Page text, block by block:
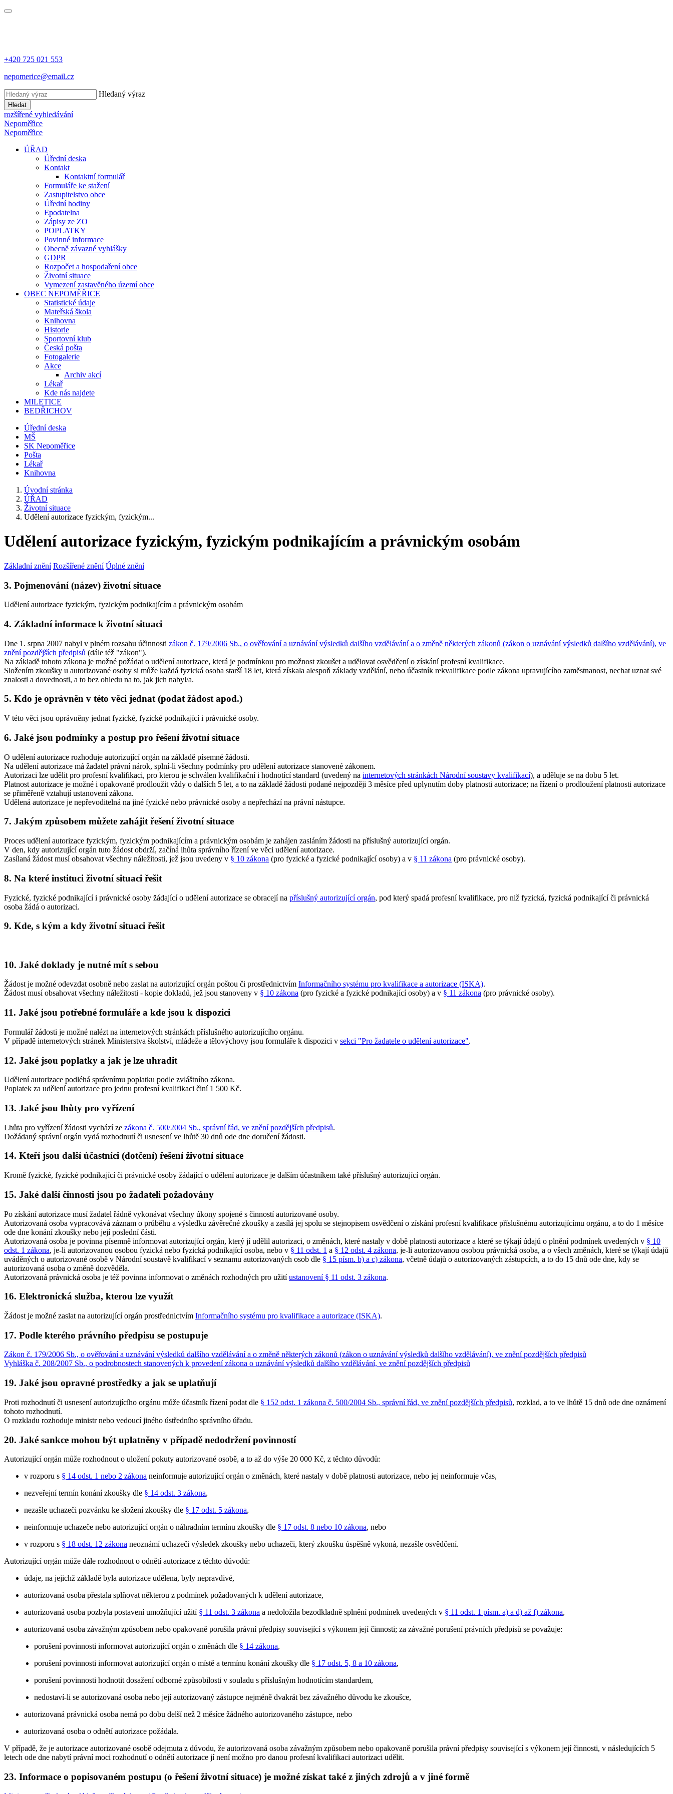
+420 725 021 553
nepomerice@email.cz
Hledaný výraz
Hledat
rozšířené vyhledávání
Nepoměřice
Nepoměřice
ÚŘAD
Úřední deska
Kontakt
Kontaktní formulář
Formuláře ke stažení
Zastupitelstvo obce
Úřední hodiny
Epodatelna
Zápisy ze ZO
POPLATKY
Povinné informace
Obecně závazné vyhlášky
GDPR
Rozpočet a hospodaření obce
Životní situace
Vymezení zastavěného území obce
OBEC NEPOMĚŘICE
Statistické údaje
Mateřská škola
Knihovna
Historie
Sportovní klub
Česká pošta
Fotogalerie
Akce
Archiv akcí
Lékař
Kde nás najdete
MILETICE
BEDŘICHOV
Úřední deska
MŠ
SK Nepoměřice
Pošta
Lékař
Knihovna
Úvodní stránka
ÚŘAD
Životní situace
Udělení autorizace fyzickým, fyzickým...
Udělení autorizace fyzickým, fyzickým podnikajícím a právnickým osobám
Základní znění Rozšířené znění Úplné znění
3. Pojmenování (název) životní situace
Udělení autorizace fyzickým, fyzickým podnikajícím a právnickým osobám
4. Základní informace k životní situaci
Dne 1. srpna 2007 nabyl v plném rozsahu účinnosti zákon č. 179/2006 Sb., o ověřování a uznávání výsledků dalšího vzdělávání a o změně některých zákonů (zákon o uznávání výsledků dalšího vzdělávání), ve
znění pozdějších předpisů (dále též "zákon").
Na základě tohoto zákona je možné požádat o udělení autorizace, která je podmínkou pro možnost zkoušet a udělovat osvědčení o získání profesní kvalifikace.
Složením zkoušky u autorizované osoby si může každá fyzická osoba starší 18 let, která získala alespoň základy vzdělání, nebo účastník rekvalifikace podle zákona upravujícího zaměstnanost, nechat uznat své
znalosti a dovednosti, a to bez ohledu na to, jak jich nabyl/a.
5. Kdo je oprávněn v této věci jednat (podat žádost apod.)
V této věci jsou oprávněny jednat fyzické, fyzické podnikající i právnické osoby.
6. Jaké jsou podmínky a postup pro řešení životní situace
O udělení autorizace rozhoduje autorizující orgán na základě písemné žádosti.
Na udělení autorizace má žadatel právní nárok, splní-li všechny podmínky pro udělení autorizace stanovené zákonem.
Autorizaci lze udělit pro profesní kvalifikaci, pro kterou je schválen kvalifikační i hodnotící standard (uvedený na internetových stránkách Národní soustavy kvalifikací), a uděluje se na dobu 5 let.
Platnost autorizace je možné i opakovaně prodloužit vždy o dalších 5 let, a to na základě žádosti podané nejpozději 3 měsíce před uplynutím doby platnosti autorizace; na řízení o prodloužení platnosti autorizace
se přiměřeně vztahují ustanovení zákona.
Udělená autorizace je nepřevoditelná na jiné fyzické nebo právnické osoby a nepřechází na právní nástupce.
7. Jakým způsobem můžete zahájit řešení životní situace
Proces udělení autorizace fyzickým, fyzickým podnikajícím a právnickým osobám je zahájen zasláním žádosti na příslušný autorizující orgán.
V den, kdy autorizující orgán tuto žádost obdrží, začíná lhůta správního řízení ve věci udělení autorizace.
Zasílaná žádost musí obsahovat všechny náležitosti, jež jsou uvedeny v § 10 zákona (pro fyzické a fyzické podnikající osoby) a v § 11 zákona (pro právnické osoby).
8. Na které instituci životní situaci řešit
Fyzické, fyzické podnikající i právnické osoby žádající o udělení autorizace se obracejí na příslušný autorizující orgán, pod který spadá profesní kvalifikace, pro niž fyzická, fyzická podnikající či právnická
osoba žádá o autorizaci.
9. Kde, s kým a kdy životní situaci řešit
10. Jaké doklady je nutné mít s sebou
Žádost je možné odevzdat osobně nebo zaslat na autorizující orgán poštou či prostřednictvím Informačního systému pro kvalifikace a autorizace (ISKA).
Žádost musí obsahovat všechny náležitosti - kopie dokladů, jež jsou stanoveny v § 10 zákona (pro fyzické a fyzické podnikající osoby) a v § 11 zákona (pro právnické osoby).
11. Jaké jsou potřebné formuláře a kde jsou k dispozici
Formulář žádosti je možné nalézt na internetových stránkách příslušného autorizujícího orgánu.
V případě internetových stránek Ministerstva školství, mládeže a tělovýchovy jsou formuláře k dispozici v sekci "Pro žadatele o udělení autorizace".
12. Jaké jsou poplatky a jak je lze uhradit
Udělení autorizace podléhá správnímu poplatku podle zvláštního zákona.
Poplatek za udělení autorizace pro jednu profesní kvalifikaci činí 1 500 Kč.
13. Jaké jsou lhůty pro vyřízení
Lhůta pro vyřízení žádosti vychází ze zákona č. 500/2004 Sb., správní řád, ve znění pozdějších předpisů.
Dožádaný správní orgán vydá rozhodnutí či usnesení ve lhůtě 30 dnů ode dne doručení žádosti.
14. Kteří jsou další účastníci (dotčení) řešení životní situace
Kromě fyzické, fyzické podnikající či právnické osoby žádající o udělení autorizace je dalším účastníkem také příslušný autorizující orgán.
15. Jaké další činnosti jsou po žadateli požadovány
Po získání autorizace musí žadatel řádně vykonávat všechny úkony spojené s činností autorizované osoby.
Autorizovaná osoba vypracovává záznam o průběhu a výsledku závěrečné zkoušky a zasílá jej spolu se stejnopisem osvědčení o získání profesní kvalifikace příslušnému autorizujícímu orgánu, a to do 1 měsíce
ode dne konání zkoušky nebo její poslední části.
Autorizovaná osoba je povinna písemně informovat autorizující orgán, který jí udělil autorizaci, o změnách, které nastaly v době platnosti autorizace a které se týkají údajů o plnění podmínek uvedených v § 10
odst. 1 zákona, je-li autorizovanou osobou fyzická nebo fyzická podnikající osoba, nebo v § 11 odst. 1 a § 12 odst. 4 zákona, je-li autorizovanou osobou právnická osoba, a o všech změnách, které se týkají údajů
uváděných o autorizované osobě v Národní soustavě kvalifikací v seznamu autorizovaných osob dle § 15 písm. b) a c) zákona, včetně údajů o autorizovaných zástupcích, a to do 15 dnů ode dne, kdy se
autorizovaná osoba o změně dozvěděla.
Autorizovaná právnická osoba je též povinna informovat o změnách rozhodných pro užitíustanovení § 11 odst. 3 zákona.
16. Elektronická služba, kterou lze využít
Žádost je možné zaslat na autorizující orgán prostřednictvím Informačního systému pro kvalifikace a autorizace (ISKA).
17. Podle kterého právního předpisu se postupuje
Zákon č. 179/2006 Sb., o ověřování a uznávání výsledků dalšího vzdělávání a o změně některých zákonů (zákon o uznávání výsledků dalšího vzdělávání), ve znění pozdějších předpisů
Vyhláška č. 208/2007 Sb., o podrobnostech stanovených k provedení zákona o uznávání výsledků dalšího vzdělávání, ve znění pozdějších předpisů
19. Jaké jsou opravné prostředky a jak se uplatňují
Proti rozhodnutí či usnesení autorizujícího orgánu může účastník řízení podat dle § 152 odst. 1 zákona č. 500/2004 Sb., správní řád, ve znění pozdějších předpisů, rozklad, a to ve lhůtě 15 dnů ode dne oznámení
tohoto rozhodnutí.
O rozkladu rozhoduje ministr nebo vedoucí jiného ústředního správního úřadu.
20. Jaké sankce mohou být uplatněny v případě nedodržení povinností
Autorizující orgán může rozhodnout o uložení pokuty autorizované osobě, a to až do výše 20 000 Kč, z těchto důvodů:
v rozporu s § 14 odst. 1 nebo 2 zákona neinformuje autorizující orgán o změnách, které nastaly v době platnosti autorizace, nebo jej neinformuje včas,
nezveřejní termín konání zkoušky dle § 14 odst. 3 zákona,
nezašle uchazeči pozvánku ke složení zkoušky dle § 17 odst. 5 zákona,
neinformuje uchazeče nebo autorizující orgán o náhradním termínu zkoušky dle § 17 odst. 8 nebo 10 zákona, nebo
v rozporu s § 18 odst. 12 zákona neoznámí uchazeči výsledek zkoušky nebo uchazeči, který zkoušku úspěšně vykoná, nezašle osvědčení.
Autorizující orgán může dále rozhodnout o odnětí autorizace z těchto důvodů:
údaje, na jejichž základě byla autorizace udělena, byly nepravdivé,
autorizovaná osoba přestala splňovat některou z podmínek požadovaných k udělení autorizace,
autorizovaná osoba pozbyla postavení umožňující užití § 11 odst. 3 zákona a nedoložila bezodkladně splnění podmínek uvedených v § 11 odst. 1 písm. a) a d) až f) zákona,
autorizovaná osoba závažným způsobem nebo opakovaně porušila právní předpisy související s výkonem její činnosti; za závažné porušení právních předpisů se považuje:
porušení povinnosti informovat autorizující orgán o změnách dle § 14 zákona,
porušení povinnosti informovat autorizující orgán o místě a termínu konání zkoušky dle § 17 odst. 5, 8 a 10 zákona,
porušení povinnosti hodnotit dosažení odborné způsobilosti v souladu s příslušným hodnotícím standardem,
nedostaví-li se autorizovaná osoba nebo její autorizovaný zástupce nejméně dvakrát bez závažného důvodu ke zkoušce,
autorizovaná právnická osoba nemá po dobu delší než 2 měsíce žádného autorizovaného zástupce, nebo
autorizovaná osoba o odnětí autorizace požádala.
V případě, že je autorizace autorizované osobě odejmuta z důvodu, že autorizovaná osoba závažným způsobem nebo opakovaně porušila právní předpisy související s výkonem její činnosti, v následujících 5
letech ode dne nabytí právní moci rozhodnutí o odnětí autorizace jí není možno pro danou profesní kvalifikaci autorizaci udělit.
23. Informace o popisovaném postupu (o řešení životní situace) je možné získat také z jiných zdrojů a v jiné formě